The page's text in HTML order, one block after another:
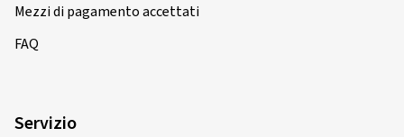
Mezzi di pagamento accettati
FAQ
Servizio